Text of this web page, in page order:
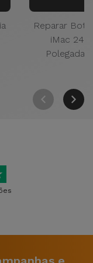
Reparar
iMac 24
Polegadas